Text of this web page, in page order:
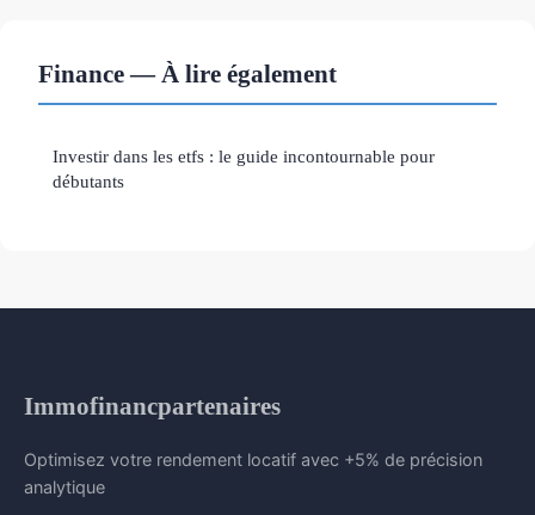
Finance — À lire également
Investir dans les etfs : le guide incontournable pour
débutants
Immofinancpartenaires
Optimisez votre rendement locatif avec +5% de précision
analytique